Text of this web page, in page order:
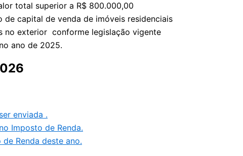
total superior a R$ 800.000,00
capital de venda de imóveis residenciais
no exterior conforme legislação vigente
ano de 2025.
enviada .
Imposto de Renda.
Renda deste ano.